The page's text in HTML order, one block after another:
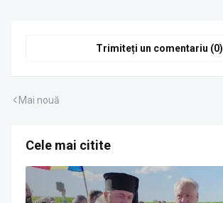
Trimiteți un comentariu (0)
Mai nouă
Cele mai citite